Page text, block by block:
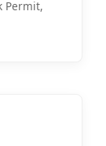
Permit,